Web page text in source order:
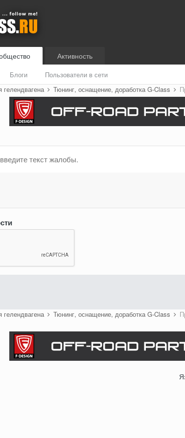
Блоги Пользователи в сети
Активность
гелендвагена Тюнинг, оснащение, доработка G-Class
текст жалобы.
гелендвагена Тюнинг, оснащение, доработка G-Class